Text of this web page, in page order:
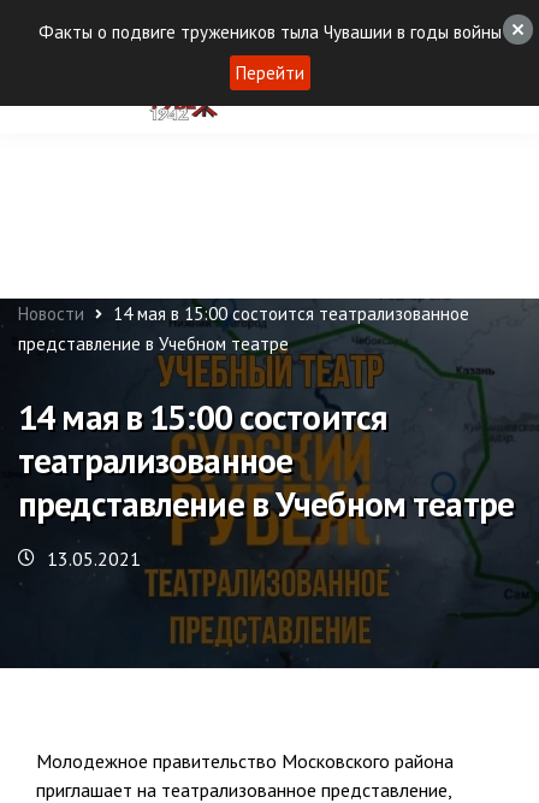
Новости
14 мая в 15:00 состоится театрализованное
представление в Учебном театре
14 мая в 15:00 состоится
театрализованное
представление в Учебном театре
13.05.2021
Молодежное правительство Московского района
приглашает на театрализованное представление,
Факты о подвиге тружеников тыла Чувашии в годы войны
Перейти